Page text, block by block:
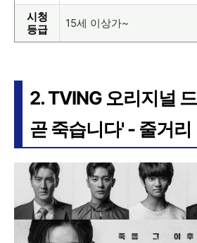
시청
등급
15세 이상가~
2. TVING 오리지널
곧 죽습니다' - 줄거리